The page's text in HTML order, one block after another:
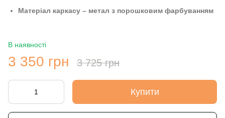
Матеріал каркасу – метал з порошковим фарбуванням
В наявності
3 350 грн 3 725 грн
Купити